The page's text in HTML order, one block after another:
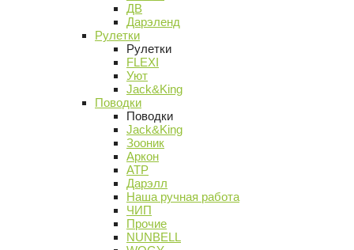
ДВ
Дарэленд
Рулетки
Рулетки
FLEXI
Уют
Jack&King
Поводки
Поводки
Jack&King
Зооник
Аркон
АТР
Дарэлл
Наша ручная работа
ЧИП
Прочие
NUNBELL